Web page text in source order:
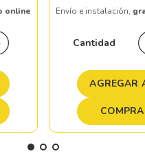
online Envío e instalación,
Cantidad
AGREGAR